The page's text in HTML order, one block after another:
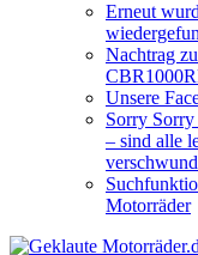
Erneut
Nachtrag
Unsere
Sorry
– sind alle
Motorräder